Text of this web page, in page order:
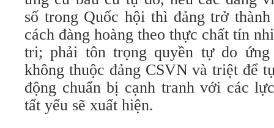
số trong Quốc hội thì đảng trở
cách đàng hoàng theo thực chất tín
tri; phải tôn trọng quyền tự do
không thuộc đảng CSVN và triệt để
động chuẩn bị cạnh tranh với các
tất yếu sẽ xuất hiện.